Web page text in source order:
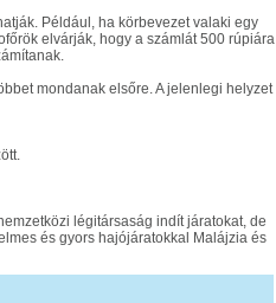
Például, ha körbevezet valaki egy
elvárják, hogy a számlát 500 rúpiára
mondanak elsőre. A jelenlegi helyzet
légitársaság indít járatokat, de
és gyors hajójáratokkal Malájzia és